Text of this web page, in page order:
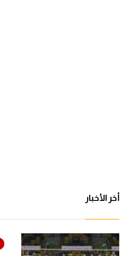
أخر الأخبار